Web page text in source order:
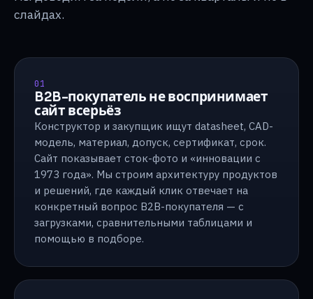
слайдах.
01
B2B-покупатель не воспринимает
сайт всерьёз
Конструктор и закупщик ищут datasheet, CAD-
модель, материал, допуск, сертификат, срок.
Сайт показывает сток-фото и «инновации с
1973 года». Мы строим архитектуру продуктов
и решений, где каждый клик отвечает на
конкретный вопрос B2B-покупателя — с
загрузками, сравнительными таблицами и
помощью в подборе.